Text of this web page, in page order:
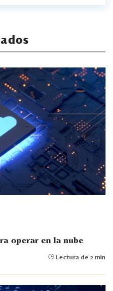
operar en la nube
Lectura de 2 min